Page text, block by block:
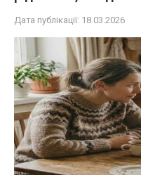
Дата публікації: 18.03.2026